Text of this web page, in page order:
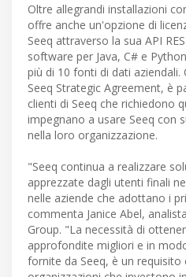
Oltre allegrandi installazioni
offre anche un'opzione di
Seeq attraverso la sua API
software per Java, C# e
più di 10 fonti di dati aziendali.
Seeq Strategic Agreement, è
clienti di Seeq che richiedono
impegnano a usare Seeq con
nella loro organizzazione.
"Seeq continua a realizzare
apprezzate dagli utenti finali
nelle aziende che adottano i
commenta Janice Abel,
Group. "La necessità di
approfondite migliori e in
fornite da Seeq, è un requisito